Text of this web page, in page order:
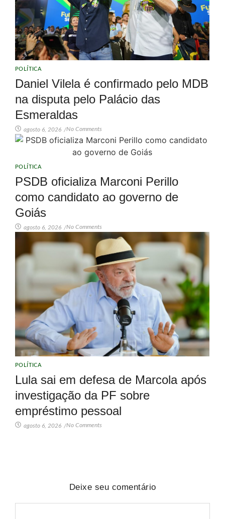
POLÍTICA
Daniel Vilela é confirmado pelo MDB
na disputa pelo Palácio das
Esmeraldas
agosto 6, 2026 /No Comments
POLÍTICA
PSDB oficializa Marconi Perillo
como candidato ao governo de
Goiás
agosto 6, 2026 /No Comments
POLÍTICA
Lula sai em defesa de Marcola após
investigação da PF sobre
empréstimo pessoal
agosto 6, 2026 /No Comments
Deixe seu comentário